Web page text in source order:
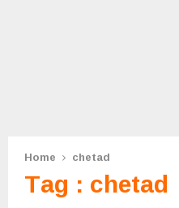
Home chetad
Tag : chetad